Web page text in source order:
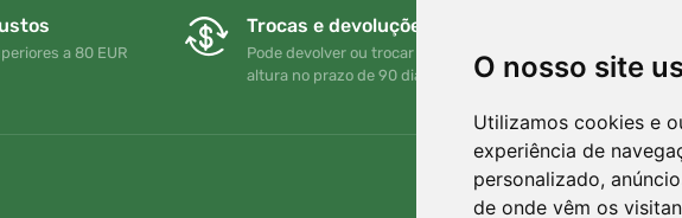
O nosso site
Utilizamos cookies e
experiência de
personalizado,
de onde vêm os
a 80 EUR
Trocas e devoluções gratuitas
Pode devolver ou trocar a sua encomenda em qualquer
altura no prazo de 90 dias